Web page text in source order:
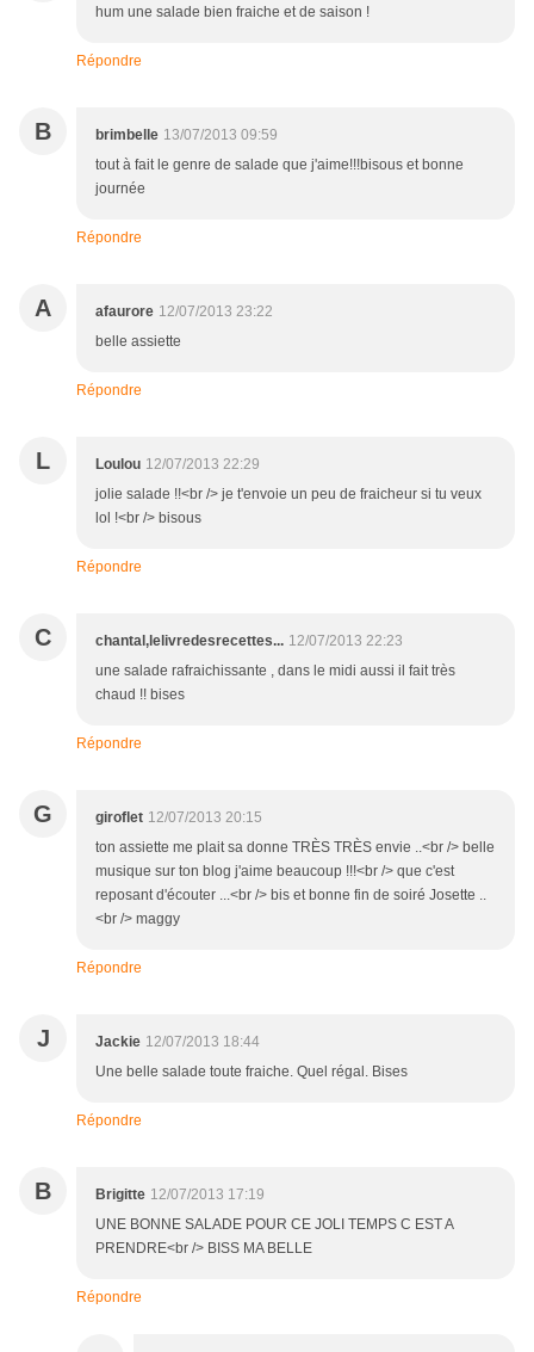
hum une salade bien fraiche et de saison !
Répondre
B brimbelle 13/07/2013 09:59
tout à fait le genre de salade que j'aime!!!bisous et bonne
journée
Répondre
A afaurore 12/07/2013 23:22
belle assiette
Répondre
L Loulou 12/07/2013 22:29
jolie salade !!<br /> je t'envoie un peu de fraicheur si tu veux
lol !<br /> bisous
Répondre
C chantal,lelivredesrecettes... 12/07/2013 22:23
une salade rafraichissante , dans le midi aussi il fait très
chaud !! bises
Répondre
G giroflet 12/07/2013 20:15
ton assiette me plait sa donne TRÈS TRÈS envie ..<br /> belle
musique sur ton blog j'aime beaucoup !!!<br /> que c'est
reposant d'écouter ...<br /> bis et bonne fin de soiré Josette ..
<br /> maggy
Répondre
J Jackie 12/07/2013 18:44
Une belle salade toute fraiche. Quel régal. Bises
Répondre
B Brigitte 12/07/2013 17:19
UNE BONNE SALADE POUR CE JOLI TEMPS C EST A
PRENDRE<br /> BISS MA BELLE
Répondre